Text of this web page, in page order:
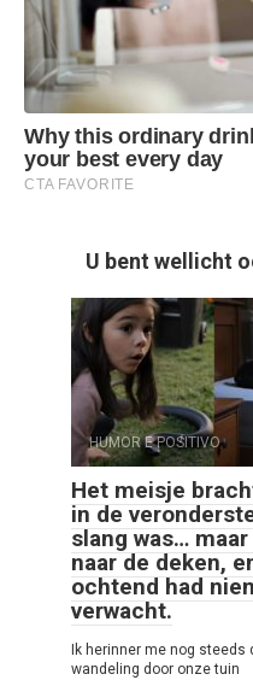
U bent wellicht
HUMOR E POSITIVO
Het meisje
in de
slang was…
naar de deken,
ochtend had
verwacht.
Ik herinner me nog
wandeling door onze tuin